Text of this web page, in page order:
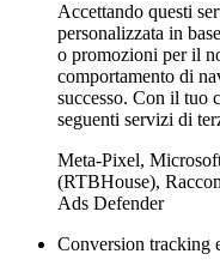
Accettando questi
personalizzata in
o promozioni per il
comportamento di
successo. Con il tuo
seguenti servizi di
Meta-Pixel,
(RTBHouse),
Ads Defender
Conversion tracking